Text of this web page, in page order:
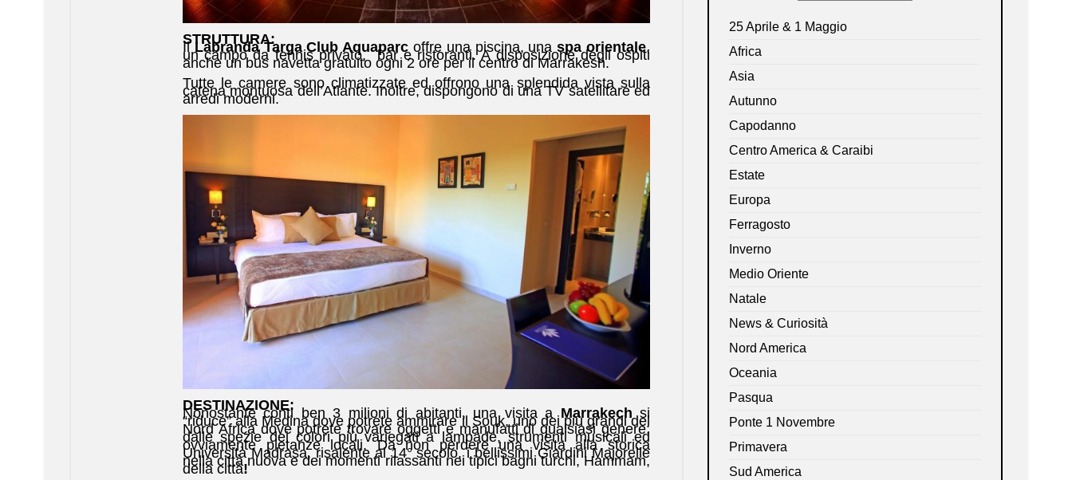
STRUTTURA:
Il Labranda Targa Club Aquaparc offre una piscina, unaspa orientale,
un campo da tennis privato, bar e ristoranti. A disposizione degli ospiti
anche un bus navetta gratuito ogni 2 ore per il centro di Marrakesh.
Tutte le camere sono climatizzate ed offrono una splendida vista sulla
catena montuosa dell’Atlante. Inoltre, dispongono di una TV satellitare ed
arredi moderni.
DESTINAZIONE:
Nonostante conti ben 3 milioni di abitanti, una visita aMarrakech si
“riduce” alla Medina dove potrete ammirare il Souk, uno dei più grandi del
Nord Africa dove potrete trovare oggetti e manufatti di qualsiasi genere:
dalle spezie dei colori più variegati a lampade, strumenti musicali ed
ovviamente pietanze locali. Da non perdere una visita alla storica
Università Madrasa, risalente al 14° secolo, i bellissimi Giardini Majorelle
nella città nuova e dei momenti rilassanti nei tipici bagni turchi, Hammam,
della città!
25 Aprile & 1 Maggio
Africa
Asia
Autunno
Capodanno
Centro America & Caraibi
Estate
Europa
Ferragosto
Inverno
Medio Oriente
Natale
News & Curiosità
Nord America
Oceania
Pasqua
Ponte 1 Novembre
Primavera
Sud America